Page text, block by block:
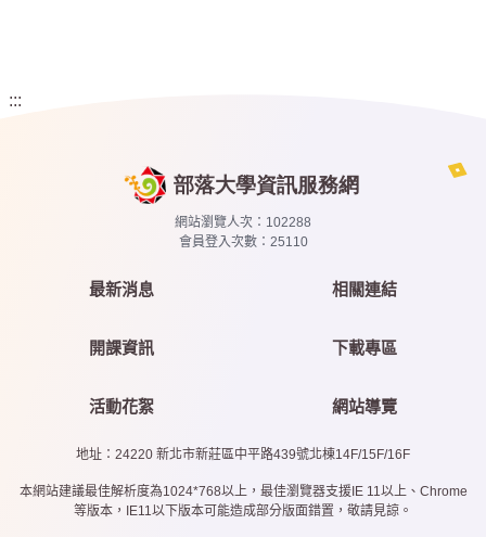
:::
網站瀏覽人次： 102288
會員登入次數： 25110
最新消息
開課資訊
活動花絮
相關連結
下載專區
網站導覽
地址：24220 新北市新莊區中平路439號北棟14F/15F/16F
本網站建議最佳解析度為1024*768以上，最佳瀏覽器支援IE 11以上、Chrome
等版本，IE11以下版本可能造成部分版面錯置，敬請見諒。